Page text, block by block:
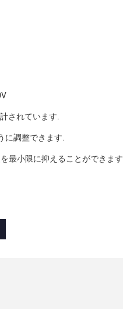
されています.
に調整できます.
最小限に抑えることができます.